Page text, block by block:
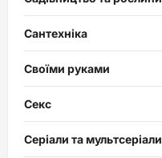
Сантехніка
Своїми руками
Секс
Серіали та мультсеріали